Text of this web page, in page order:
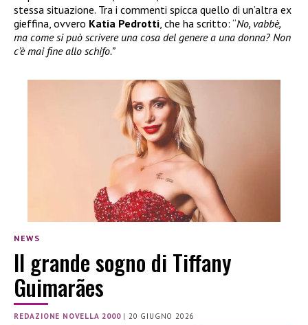
stessa situazione. Tra i commenti spicca quello di un’altra ex
gieffina, ovvero Katia Pedrotti, che ha scritto: “No, vabbè,
ma come si può scrivere una cosa del genere a una donna? Non
c’è mai fine allo schifo.”
NEWS
Il grande sogno di Tiffany
Guimarães
REDAZIONE NOVELLA 2000| 20 GIUGNO 2026